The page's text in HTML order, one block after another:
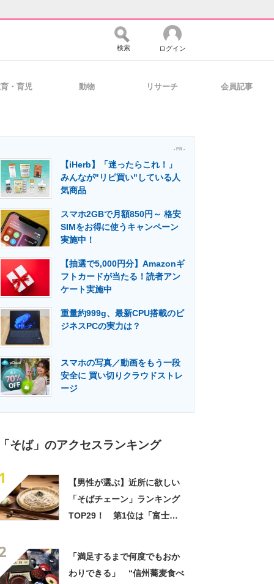
ミュニティ マーケ×ITの今がよく分かる
活用を支援
メディア 建設×テクノロジーの最前線
検索 ログイン
・育児 動物 リサーチ 会員記事
- PR -
【iHerb】「迷ったらこれ！」
みんなが"リピ買い"している人
気商品
スマホ2GBで月額850円～ 格安
SIMをお得に使うキャンペーン
実施中！
【抽選で5,000円分】Amazonギ
フトカードが当たる！読者アン
ケート実施中
重量約999g、最新CPU搭載のビ
ジネスPCの実力は？
スマホの写真／動画をもう一段
安全に 買い切りクラウドストレ
ージ
「そば」のアクセスランキング
【男性が選ぶ】近所に欲しい
「そばチェーン」ランキング
TOP29！ 第1位は「富士そ
「満足するまで何度でもおか
わりできる」 “信州蕎麦食べ